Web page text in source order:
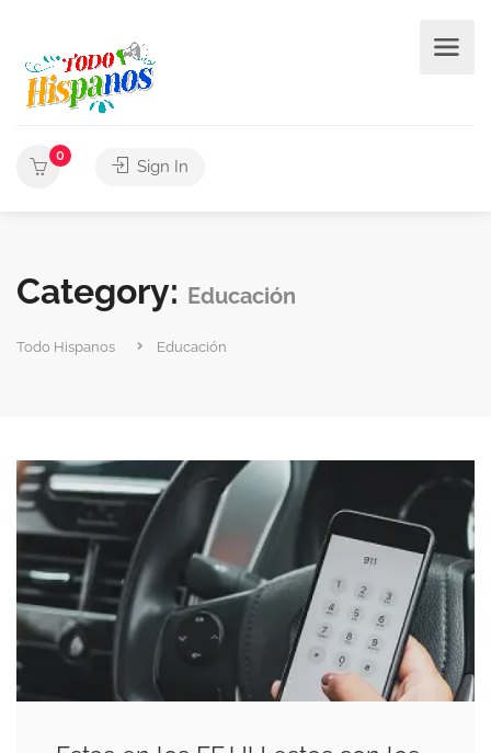
0
Sign In
Category: Educación
Todo Hispanos Educación